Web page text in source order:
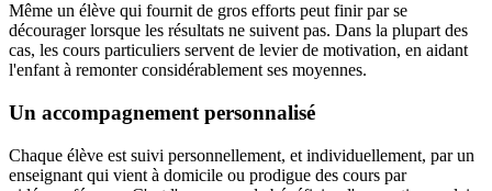
Même un élève qui fournit de gros efforts peut finir par se
décourager lorsque les résultats ne suivent pas. Dans la plupart des
cas, les cours particuliers servent de levier de motivation, en aidant
l'enfant à remonter considérablement ses moyennes.
Un accompagnement personnalisé
Chaque élève est suivi personnellement, et individuellement, par un
enseignant qui vient à domicile ou prodigue des cours par